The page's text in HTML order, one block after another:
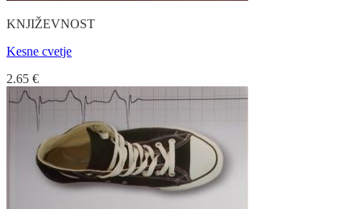
KNJIŽEVNOST
Kesne cvetje
2.65 €